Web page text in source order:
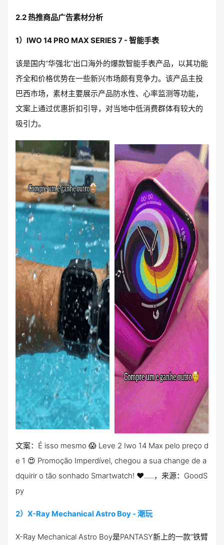
2.2 热推商品广告素材分析
1）IWO 14 PRO MAX SERIES 7 - 智能手表
该是国内“华强北”出口海外的爆款智能手表产品，以其功能
齐全和价格优势在一些新兴市场颇有竞争力。该产品主投
巴西市场，素材主要展示产品防水性、心率监测等功能，
文案上通过优惠折扣引导，对当地中低消费群体有较大的
吸引力。
文案：É isso mesmo 😱 Leve 2 Iwo 14 Max pelo preço d
e 1 😍 Promoção Imperdível, chegou a sua change de a
dquirir o tão sonhado Smartwatch! ♥.....，来源：GoodS
py
2）X-Ray Mechanical Astro Boy - 潮玩
X-Ray Mechanical Astro Boy是PANTASY新上的一款“铁臂